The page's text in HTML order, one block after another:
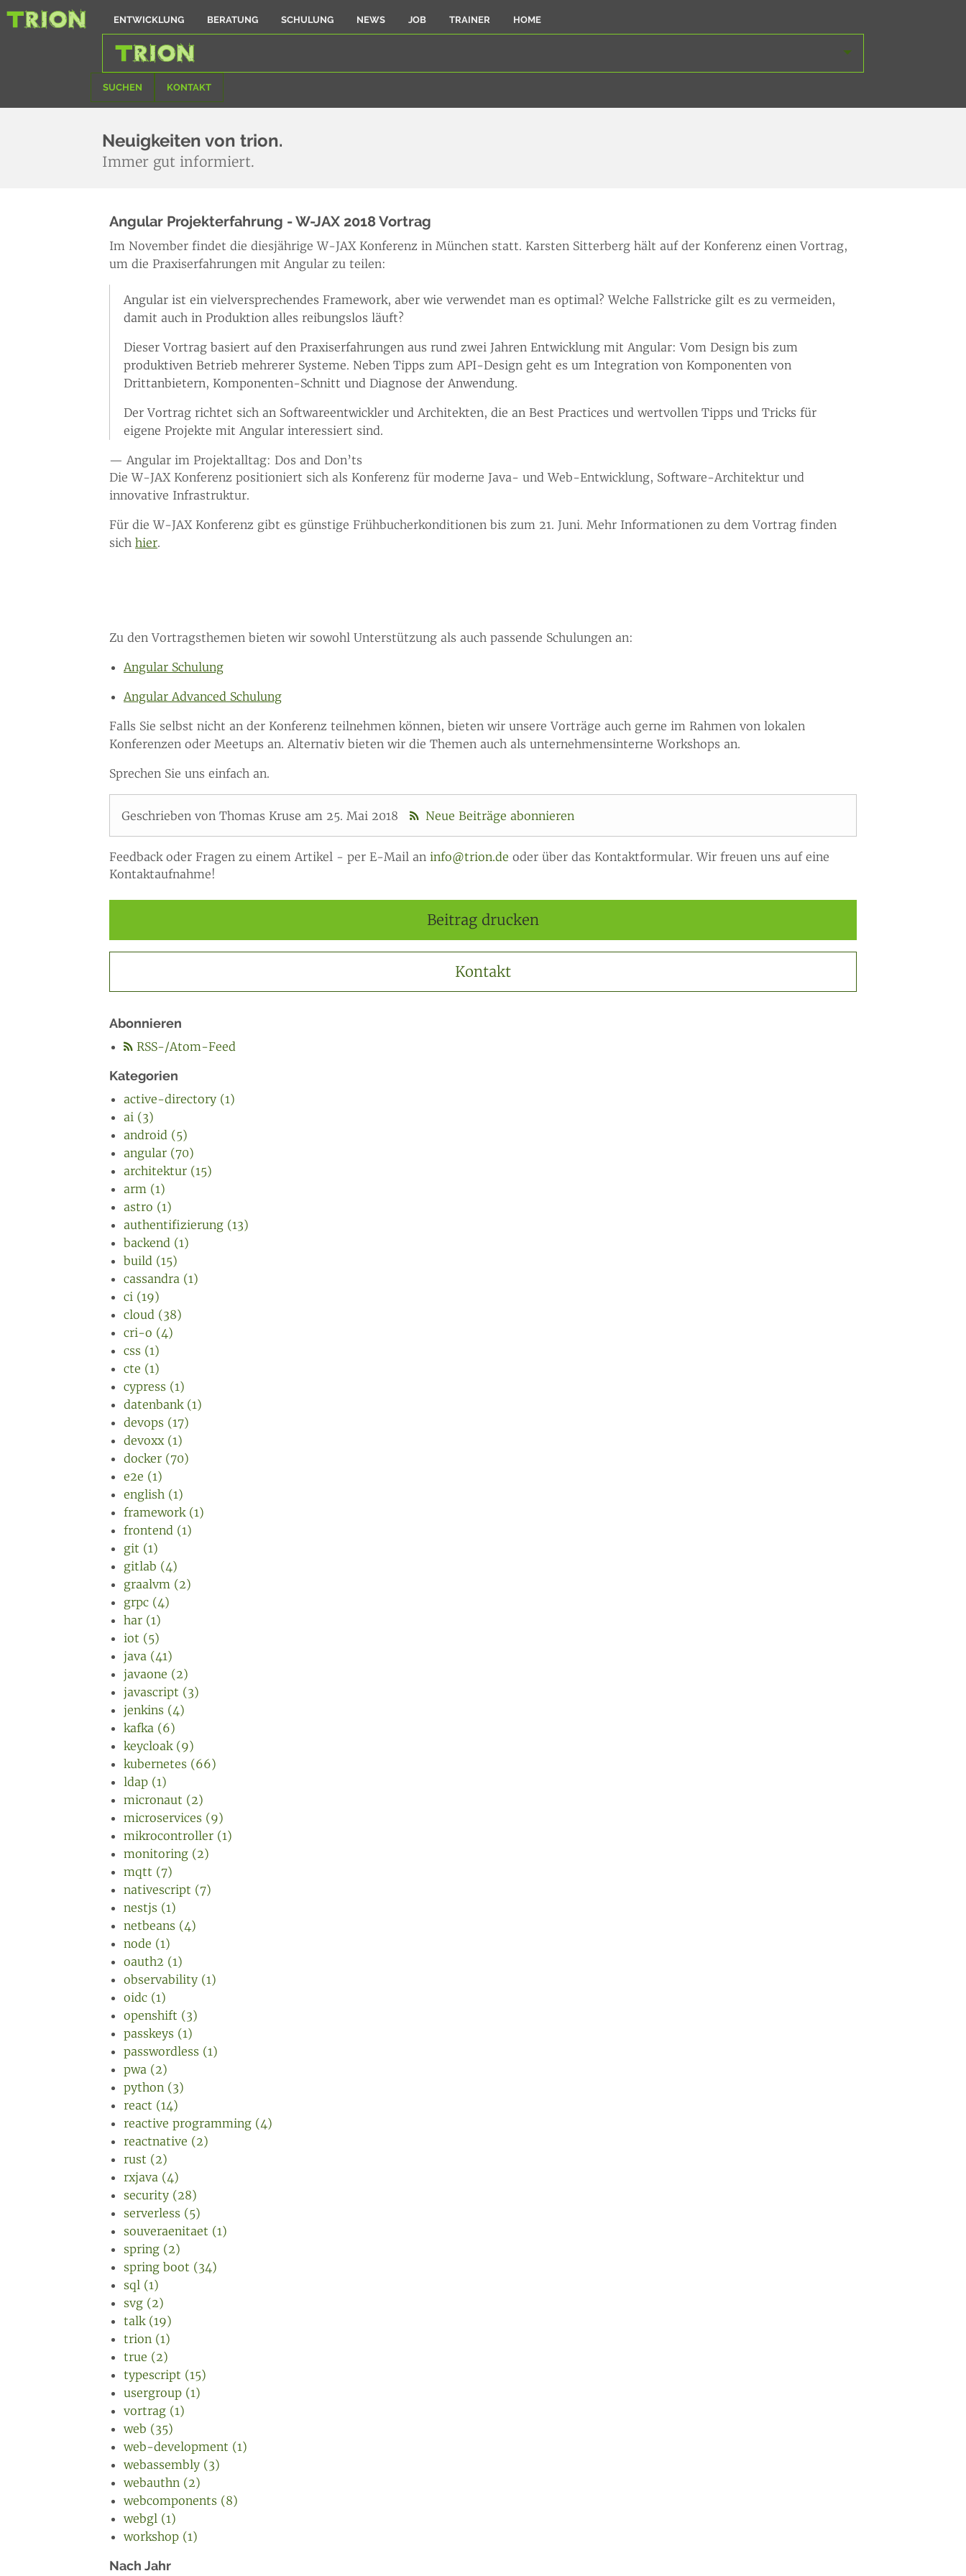
ENTWICKLUNG BERATUNG SCHULUNG NEWS JOB TRAINER HOME
SUCHEN KONTAKT
Neuigkeiten von trion.
Immer gut informiert.
Angular Projekterfahrung - W-JAX 2018 Vortrag
Im November findet die diesjährige W-JAX Konferenz in München statt. Karsten Sitterberg hält auf der Konferenz einen Vortrag,
um die Praxiserfahrungen mit Angular zu teilen:
Angular ist ein vielversprechendes Framework, aber wie verwendet man es optimal? Welche Fallstricke gilt es zu vermeiden,
damit auch in Produktion alles reibungslos läuft?
Dieser Vortrag basiert auf den Praxiserfahrungen aus rund zwei Jahren Entwicklung mit Angular: Vom Design bis zum
produktiven Betrieb mehrerer Systeme. Neben Tipps zum API-Design geht es um Integration von Komponenten von
Drittanbietern, Komponenten-Schnitt und Diagnose der Anwendung.
Der Vortrag richtet sich an Softwareentwickler und Architekten, die an Best Practices und wertvollen Tipps und Tricks für
eigene Projekte mit Angular interessiert sind.
— Angular im Projektalltag: Dos and Don’ts
Die W-JAX Konferenz positioniert sich als Konferenz für moderne Java- und Web-Entwicklung, Software-Architektur und
innovative Infrastruktur.
Für die W-JAX Konferenz gibt es günstige Frühbucherkonditionen bis zum 21. Juni. Mehr Informationen zu dem Vortrag finden
sich hier.
Zu den Vortragsthemen bieten wir sowohl Unterstützung als auch passende Schulungen an:
Angular Schulung
Angular Advanced Schulung
Falls Sie selbst nicht an der Konferenz teilnehmen können, bieten wir unsere Vorträge auch gerne im Rahmen von lokalen
Konferenzen oder Meetups an. Alternativ bieten wir die Themen auch als unternehmensinterne Workshops an.
Sprechen Sie uns einfach an.
Geschrieben von Thomas Kruse am 25. Mai 2018 Neue Beiträge abonnieren
Feedback oder Fragen zu einem Artikel - per E-Mail an info@trion.de oder über das Kontaktformular. Wir freuen uns auf eine
Kontaktaufnahme!
Beitrag drucken
Kontakt
Abonnieren
RSS-/Atom-Feed
Kategorien
active-directory (1)
ai (3)
android (5)
angular (70)
architektur (15)
arm (1)
astro (1)
authentifizierung (13)
backend (1)
build (15)
cassandra (1)
ci (19)
cloud (38)
cri-o (4)
css (1)
cte (1)
cypress (1)
datenbank (1)
devops (17)
devoxx (1)
docker (70)
e2e (1)
english (1)
framework (1)
frontend (1)
git (1)
gitlab (4)
graalvm (2)
grpc (4)
har (1)
iot (5)
java (41)
javaone (2)
javascript (3)
jenkins (4)
kafka (6)
keycloak (9)
kubernetes (66)
ldap (1)
micronaut (2)
microservices (9)
mikrocontroller (1)
monitoring (2)
mqtt (7)
nativescript (7)
nestjs (1)
netbeans (4)
node (1)
oauth2 (1)
observability (1)
oidc (1)
openshift (3)
passkeys (1)
passwordless (1)
pwa (2)
python (3)
react (14)
reactive programming (4)
reactnative (2)
rust (2)
rxjava (4)
security (28)
serverless (5)
souveraenitaet (1)
spring (2)
spring boot (34)
sql (1)
svg (2)
talk (19)
trion (1)
true (2)
typescript (15)
usergroup (1)
vortrag (1)
web (35)
web-development (1)
webassembly (3)
webauthn (2)
webcomponents (8)
webgl (1)
workshop (1)
Nach Jahr